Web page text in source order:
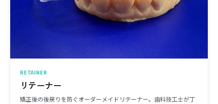
RETAINER
リテーナー
矯正後の後戻りを防ぐオーダーメイドリテーナー。歯科技工士が丁